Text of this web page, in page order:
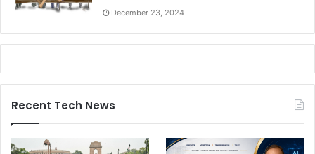
December 23, 2024
Recent Tech News